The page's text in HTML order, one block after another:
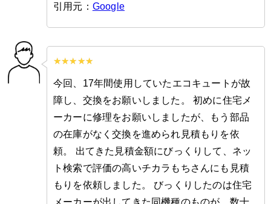
引用元： Google
今回、17年間使用していたエコキュートが故
障し、交換をお願いしました。 初めに住宅メ
ーカーに修理をお願いしましたが、もう部品
の在庫がなく交換を進められ見積もりを依
頼。 出てきた見積金額にびっくりして、ネッ
ト検索で評価の高いチカラもちさんにも見積
もりを依頼しました。 びっくりしたのは住宅
メーカーが出してきた同機種のものが、数十